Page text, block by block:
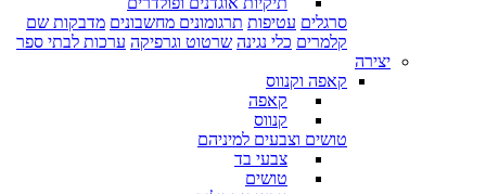
סרגלים עטיפות תרגומונים מחשבונים מדבקות שם
קלמרים כלי נגינה שרטוט וגרפיקה ערכות לבתי ספר
יצירה
קאפה וקנווס
קאפה
קנווס
טושים וצבעים למיניהם
צבעי בד
טושים